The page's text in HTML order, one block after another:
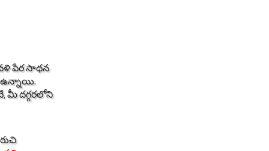
పేర సాధన
ఉన్నాయి.
మీ దగ్గరలోని